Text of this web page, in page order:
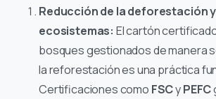
Reducción de la deforestación
ecosistemas: El cartón
bosques gestionados de manera
la reforestación es una práctica
Certificaciones como FSCyPEFC